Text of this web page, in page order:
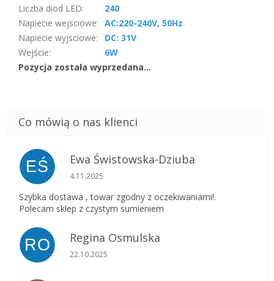
Liczba diod LED:
240
Napiecie wejsciowe: AC:220-240V, 50Hz
Napiecie wyjsciowe:
DC: 31V
Wejście:
6W
Pozycja została wyprzedana…
EŚ Ewa Świstowska-Dziuba
Ocena sklepu to 5 na 5 gwiazdek.
4.11.2025
Szybka dostawa , towar zgodny z oczekiwaniami!.
Polecam sklep z czystym sumieniem
RO Regina Osmulska
Ocena sklepu to 5 na 5 gwiazdek.
22.10.2025